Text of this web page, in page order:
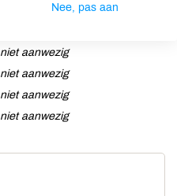
niet aanwezig
niet aanwezig
niet aanwezig
niet aanwezig
niet aanwezig
Nee, pas aan